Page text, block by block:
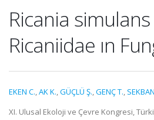
Ricania
Ricaniidae ın
EKEN C.,AK K.,GÜÇLÜ Ş.,GENÇ T.,
XI. Ulusal Ekoloji ve Çevre Kongresi,